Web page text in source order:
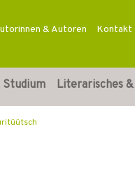
& Autoren Kontakt
Studium Literarisches